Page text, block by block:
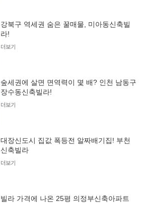
강북구 역세권 숨은 꿀매물, 미아동신축빌
라!
더보기
숲세권에 살면 면역력이 몇 배? 인천 남동구
장수동신축빌라!
더보기
대장신도시 집값 폭등전 알짜배기집! 부천
신축빌라
더보기
빌라 가격에 나온 25평 의정부신축아파트